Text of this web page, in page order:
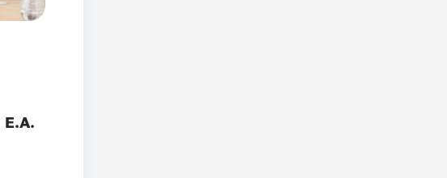
Е.А.